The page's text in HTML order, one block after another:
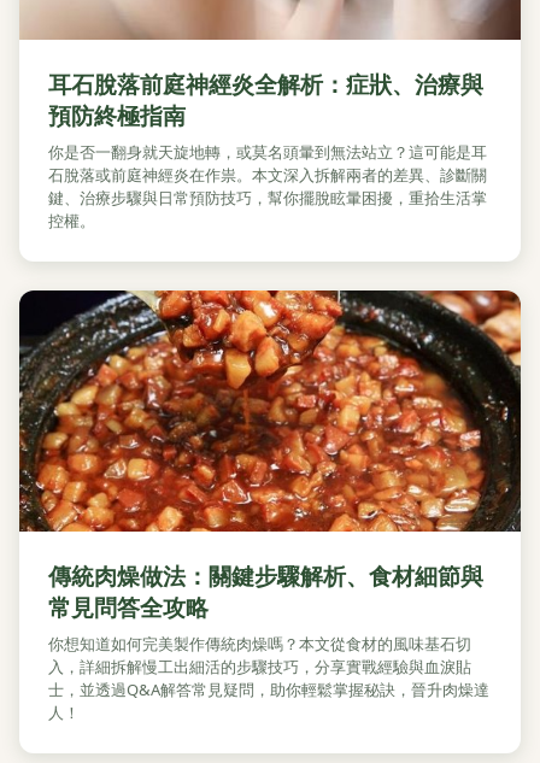
耳石脫落前庭神經炎全解析：症狀、治療與
預防終極指南
你是否一翻身就天旋地轉，或莫名頭暈到無法站立？這可能是耳
石脫落或前庭神經炎在作祟。本文深入拆解兩者的差異、診斷關
鍵、治療步驟與日常預防技巧，幫你擺脫眩暈困擾，重拾生活掌
控權。
傳統肉燥做法：關鍵步驟解析、食材細節與
常見問答全攻略
你想知道如何完美製作傳統肉燥嗎？本文從食材的風味基石切
入，詳細拆解慢工出細活的步驟技巧，分享實戰經驗與血淚貼
士，並透過Q&A解答常見疑問，助你輕鬆掌握秘訣，晉升肉燥達
人！